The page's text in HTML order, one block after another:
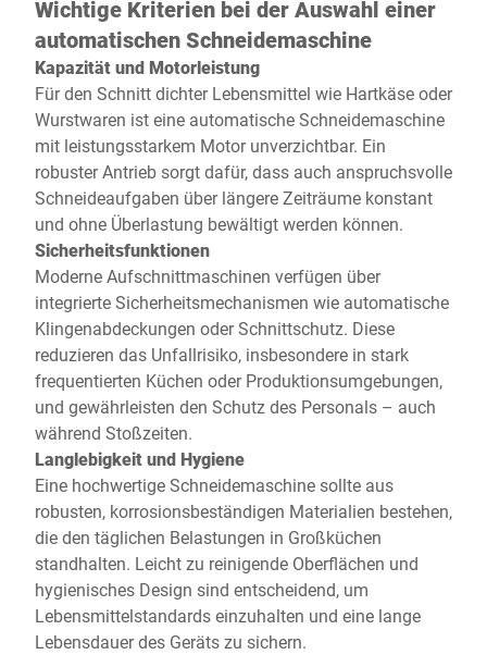
Wichtige Kriterien bei der Auswahl einer
automatischen Schneidemaschine
Kapazität und Motorleistung
Für den Schnitt dichter Lebensmittel wie Hartkäse oder
Wurstwaren ist eine automatische Schneidemaschine
mit leistungsstarkem Motor unverzichtbar. Ein
robuster Antrieb sorgt dafür, dass auch anspruchsvolle
Schneideaufgaben über längere Zeiträume konstant
und ohne Überlastung bewältigt werden können.
Sicherheitsfunktionen
Moderne Aufschnittmaschinen verfügen über
integrierte Sicherheitsmechanismen wie automatische
Klingenabdeckungen oder Schnittschutz. Diese
reduzieren das Unfallrisiko, insbesondere in stark
frequentierten Küchen oder Produktionsumgebungen,
und gewährleisten den Schutz des Personals – auch
während Stoßzeiten.
Langlebigkeit und Hygiene
Eine hochwertige Schneidemaschine sollte aus
robusten, korrosionsbeständigen Materialien bestehen,
die den täglichen Belastungen in Großküchen
standhalten. Leicht zu reinigende Oberflächen und
hygienisches Design sind entscheidend, um
Lebensmittelstandards einzuhalten und eine lange
Lebensdauer des Geräts zu sichern.